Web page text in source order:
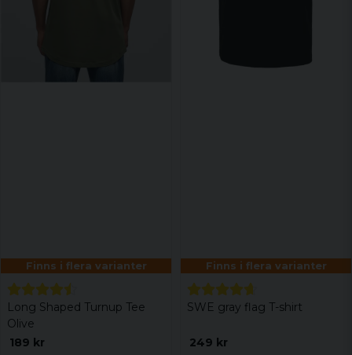
Finns i flera varianter
Long Shaped Turnup Tee
Olive
189 kr
Finns i flera varianter
SWE gray flag T-shirt
249 kr